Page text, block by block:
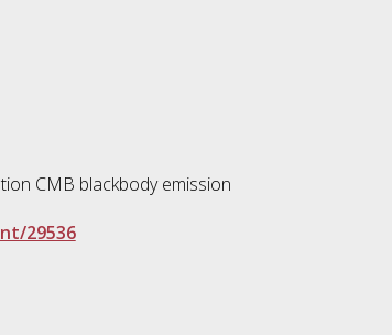
CMB blackbody emission
29536